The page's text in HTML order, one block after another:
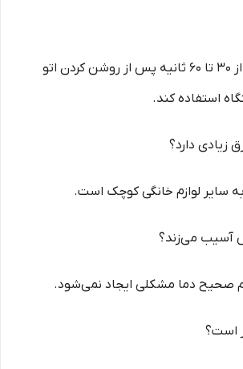
کاربر معمولاً در کمتر از 30 تا 60 ثانیه پس از روشن کردن اتو
استفاده کند.
زیادی دارد؟
سایر لوازم خانگی کوچک است.
آسیب می‌زند؟
صحیح دما مشکلی ایجاد نمی‌شود.
است؟